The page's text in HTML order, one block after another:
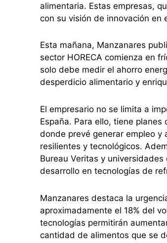
alimentaria. Estas empresas,
con su visión de innovación en
Esta mañana, Manzanares
sector HORECA comienza en
solo debe medir el ahorro
desperdicio alimentario y
El empresario no se limita a
España. Para ello, tiene
donde prevé generar empleo y
resilientes y tecnológicos.
Bureau Veritas y
desarrollo en tecnologías de
Manzanares destaca la
aproximadamente el 18% del
tecnologías permitirán
cantidad de alimentos que se